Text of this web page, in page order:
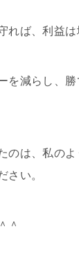
れば、利益は
を減らし、
のは、私の
さい。
＾